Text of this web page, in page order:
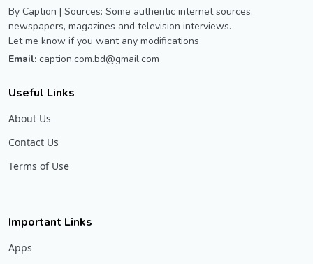
By Caption | Sources: Some authentic internet sources,
newspapers, magazines and television interviews.
Let me know if you want any modifications
Email: caption.com.bd@gmail.com
Useful Links
About Us
Contact Us
Terms of Use
Important Links
Apps